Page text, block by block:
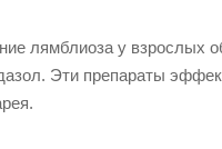
лямблиоза у взрослых
Эти препараты